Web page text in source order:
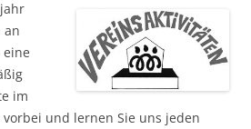
an
eine
im
vorbei und lernen Sie uns jeden